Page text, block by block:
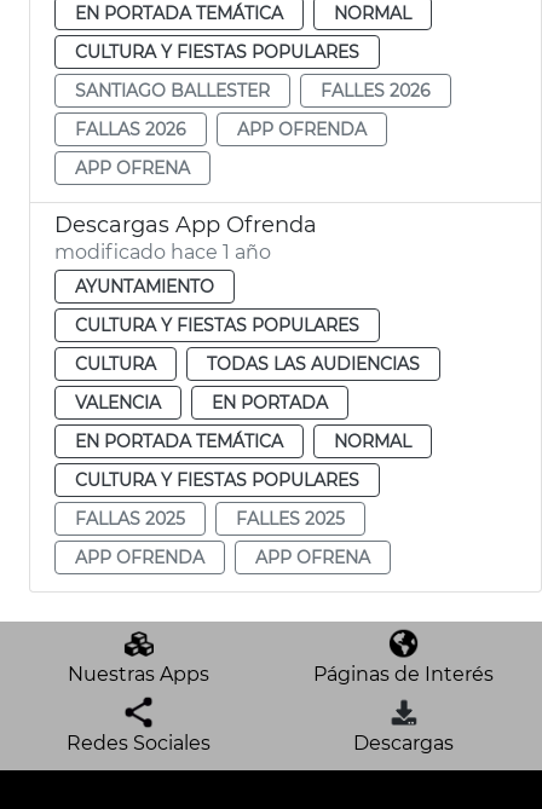
EN PORTADA TEMÁTICA
NORMAL
CULTURA Y FIESTAS POPULARES
SANTIAGO BALLESTER
FALLES 2026
FALLAS 2026
APP OFRENDA
APP OFRENA
Descargas App Ofrenda
modificado hace 1 año
AYUNTAMIENTO
CULTURA Y FIESTAS POPULARES
CULTURA
TODAS LAS AUDIENCIAS
VALENCIA
EN PORTADA
EN PORTADA TEMÁTICA
NORMAL
CULTURA Y FIESTAS POPULARES
FALLAS 2025
FALLES 2025
APP OFRENDA
APP OFRENA
Nuestras Apps Páginas de Interés
Redes Sociales Descargas